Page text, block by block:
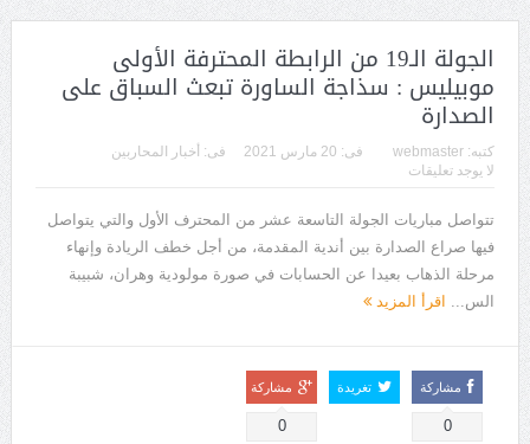
الجولة الـ19 من الرابطة المحترفة الأولى
موبيليس : سذاجة الساورة تبعث السباق على
الصدارة
كتبه: webmaster فى: 20 مارس 2021 فى: أخبار المحاربين
لا يوجد تعليقات
تتواصل مباريات الجولة التاسعة عشر من المحترف الأول والتي يتواصل
فيها صراع الصدارة بين أندية المقدمة، من أجل خطف الريادة وإنهاء
مرحلة الذهاب بعيدا عن الحسابات في صورة مولودية وهران، شبيبة
الس... اقرأ المزيد
مشاركة
0
تغريدة مشاركة
0